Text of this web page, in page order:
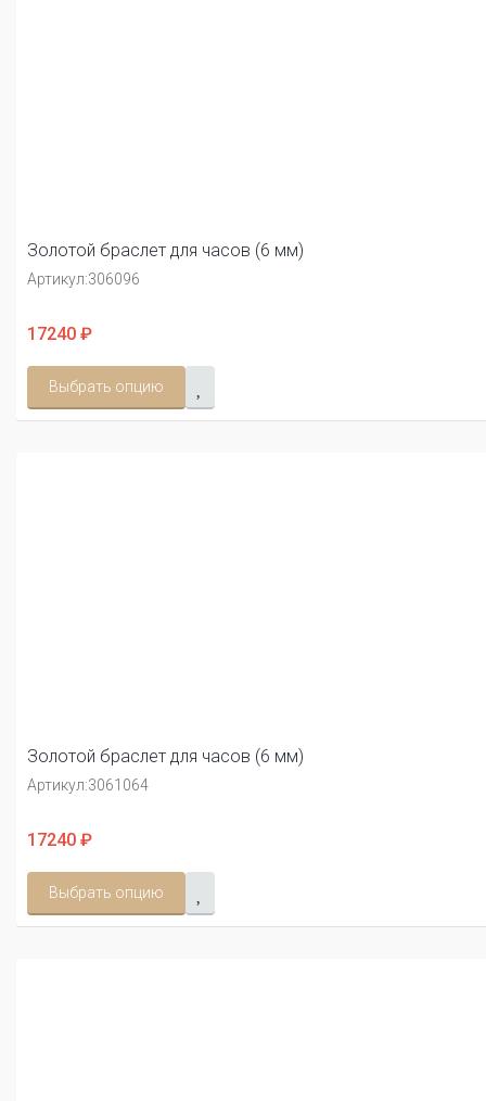
Золотой браслет для часов (6 мм)
Артикул:306096
17240 ₽
Выбрать опцию
Золотой браслет для часов (6 мм)
Артикул:3061064
17240 ₽
Выбрать опцию